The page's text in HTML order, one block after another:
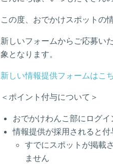
この度、おでかけスポットの
新しいフォームからご応募い
象となります。
新しい情報提供フォームはこ
＜ポイント付与について＞
おでかけわんこ部にログ
情報提供が採用されると付
すでにスポットが掲載
ません